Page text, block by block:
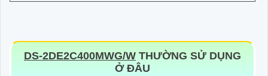
DS-2DE2C400MWG/W THƯỜNG SỬ DỤNG
Ở ĐÂU